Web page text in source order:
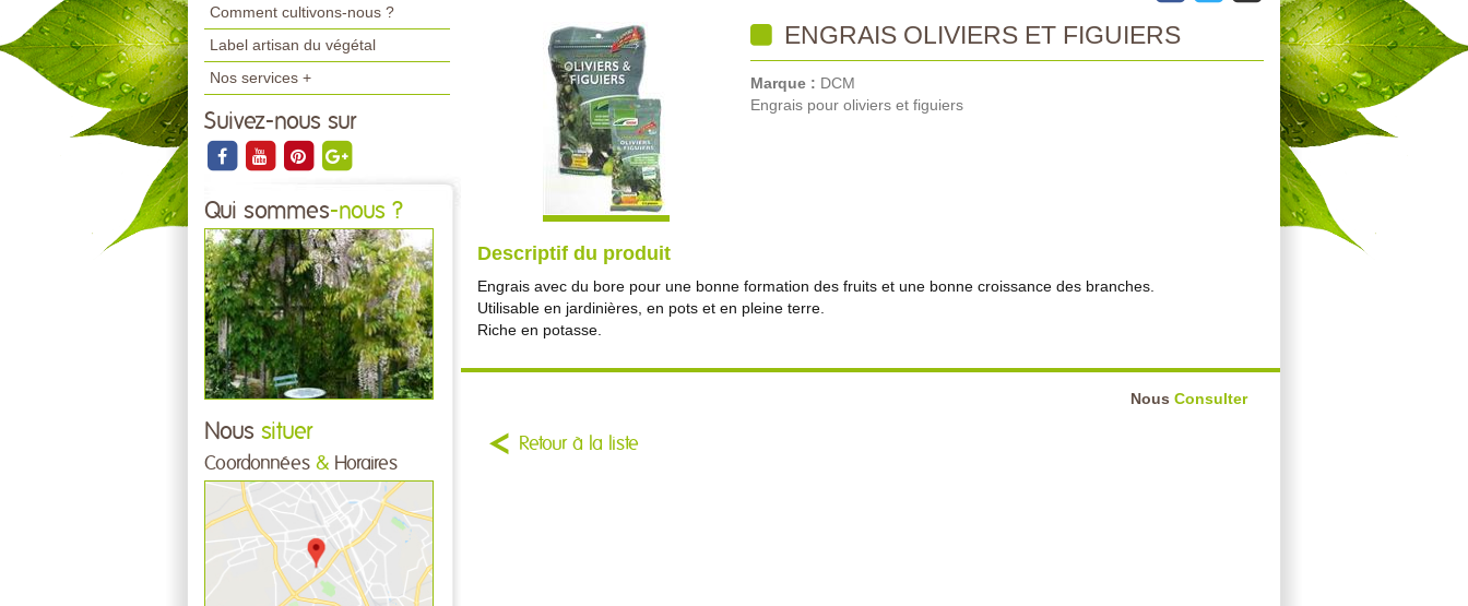
Comment cultivons-nous ?
Label artisan du végétal
Nos services +
Suivez-nous sur
Qui sommes-nous ?
Nous situer
Coordonnées & Horaires
ENGRAIS OLIVIERS ET FIGUIERS
Marque : DCM
Engrais pour oliviers et figuiers
Descriptif du produit
Engrais avec du bore pour une bonne formation des fruits et une bonne croissance des branches.
Utilisable en jardinières, en pots et en pleine terre.
Riche en potasse.
Nous Consulter
Retour à la liste